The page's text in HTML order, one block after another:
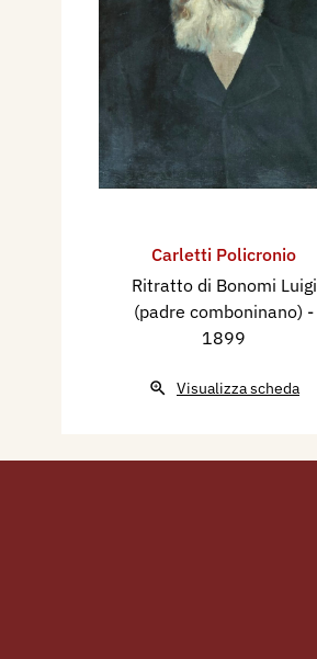
Carletti Policronio
Ritratto di Bonomi Luigi
(padre comboninano) -
1899
Visualizza scheda